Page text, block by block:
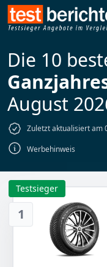
Die 10
August
Zuletzt aktualisiert am
Werbehinweis
1
Testsieger